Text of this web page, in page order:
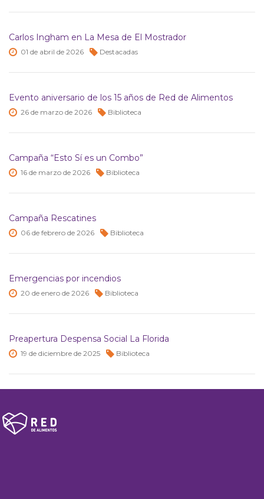
Carlos Ingham en La Mesa de El Mostrador
01 de abril de 2026 Destacadas
Evento aniversario de los 15 años de Red de Alimentos
26 de marzo de 2026 Biblioteca
Campaña “Esto Sí es un Combo”
16 de marzo de 2026 Biblioteca
Campaña Rescatines
06 de febrero de 2026 Biblioteca
Emergencias por incendios
20 de enero de 2026 Biblioteca
Preapertura Despensa Social La Florida
19 de diciembre de 2025 Biblioteca